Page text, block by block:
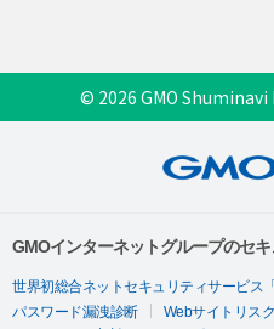
© 2026 GMO